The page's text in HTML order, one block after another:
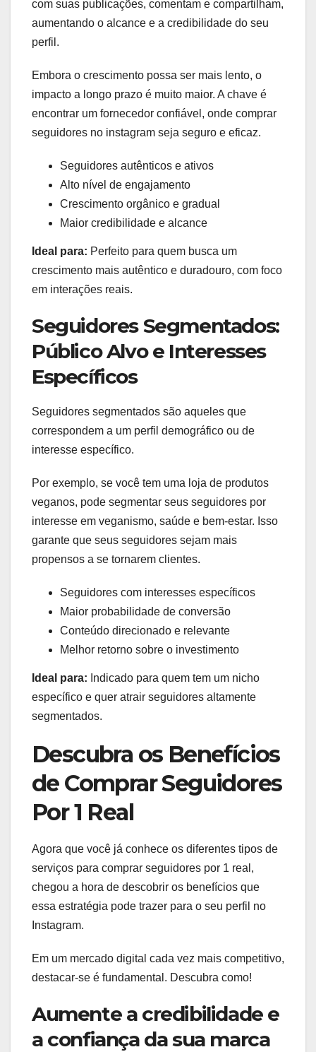
com suas publicações, comentam e compartilham,
aumentando o alcance e a credibilidade do seu
perfil.
Embora o crescimento possa ser mais lento, o
impacto a longo prazo é muito maior. A chave é
encontrar um fornecedor confiável, onde comprar
seguidores no instagram seja seguro e eficaz.
Seguidores autênticos e ativos
Alto nível de engajamento
Crescimento orgânico e gradual
Maior credibilidade e alcance
Ideal para: Perfeito para quem busca um
crescimento mais autêntico e duradouro, com foco
em interações reais.
Seguidores Segmentados:
Público Alvo e Interesses
Específicos
Seguidores segmentados são aqueles que
correspondem a um perfil demográfico ou de
interesse específico.
Por exemplo, se você tem uma loja de produtos
veganos, pode segmentar seus seguidores por
interesse em veganismo, saúde e bem-estar. Isso
garante que seus seguidores sejam mais
propensos a se tornarem clientes.
Seguidores com interesses específicos
Maior probabilidade de conversão
Conteúdo direcionado e relevante
Melhor retorno sobre o investimento
Ideal para: Indicado para quem tem um nicho
específico e quer atrair seguidores altamente
segmentados.
Descubra os Benefícios
de Comprar Seguidores
Por 1 Real
Agora que você já conhece os diferentes tipos de
serviços para comprar seguidores por 1 real,
chegou a hora de descobrir os benefícios que
essa estratégia pode trazer para o seu perfil no
Instagram.
Em um mercado digital cada vez mais competitivo,
destacar-se é fundamental. Descubra como!
Aumente a credibilidade e
a confiança da sua marca